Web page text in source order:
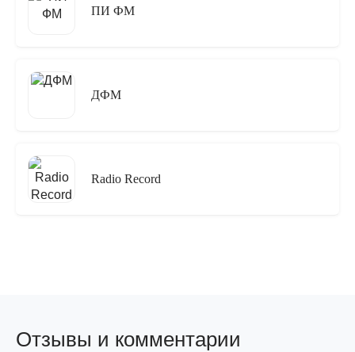
ПИ ФМ
ДФМ
Radio Record
Отзывы и комментарии